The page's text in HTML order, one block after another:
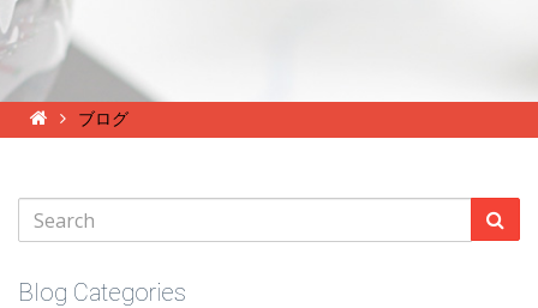
ブログ
Blog Categories